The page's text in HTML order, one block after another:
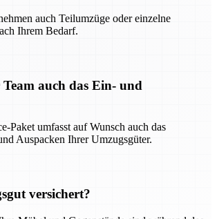
auch Teilumzüge oder einzelne
Ihrem Bedarf.
auch das Ein- und
Paket umfasst auf Wunsch auch das
Auspacken Ihrer Umzugsgüter.
versichert?